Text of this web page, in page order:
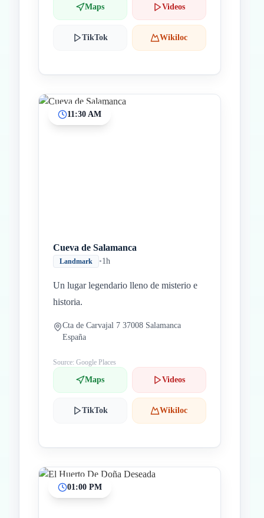
Maps Videos
TikTok Wikiloc
11:30 AM
Cueva de Salamanca
Landmark •1h
Un lugar legendario lleno de misterio e
historia.
Cta de Carvajal 7 37008 Salamanca
España
Source: Google Places
Maps Videos
TikTok Wikiloc
01:00 PM